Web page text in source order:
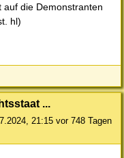
die Demonstranten
hl)
...
21:15 vor 748 Tagen